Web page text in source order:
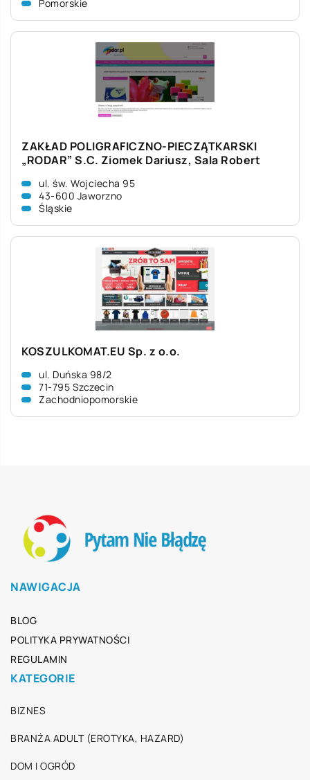
Pomorskie
ZAKŁAD POLIGRAFICZNO-PIECZĄTKARSKI
„RODAR” S.C. Ziomek Dariusz, Sala Robert
ul. św. Wojciecha 95
43-600 Jaworzno
Śląskie
KOSZULKOMAT.EU Sp. z o.o.
ul. Duńska 98/2
71-795 Szczecin
Zachodniopomorskie
NAWIGACJA
BLOG
POLITYKA PRYWATNOŚCI
REGULAMIN
KATEGORIE
BIZNES
BRANŻA ADULT (EROTYKA, HAZARD)
DOM I OGRÓD